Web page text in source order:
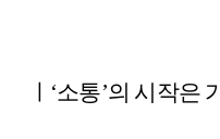
ㅣ‘소통’의 시작